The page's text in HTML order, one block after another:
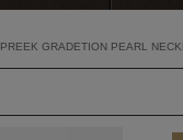
PREEK GRADETION PEARL